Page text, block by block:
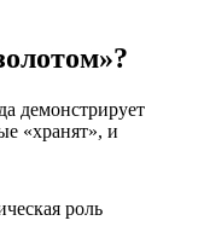
демонстрирует
«хранят», и
роль